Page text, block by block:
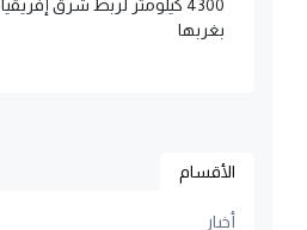
4300 كيلومتر لربط شرق إفريقيا
بغربها
الأقسام
أخبار